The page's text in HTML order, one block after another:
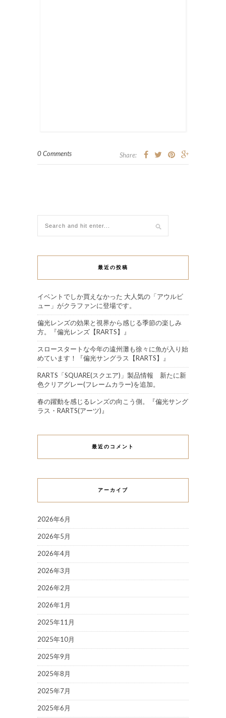
0 Comments Share:
最近の投稿
イベントでしか買えなかった 大人気の「アウルビ
ュー」がクラファンに登場です。
偏光レンズの効果と視界から感じる季節の楽しみ
方。『偏光レンズ【RARTS】』
スロースタートな今年の遠州灘も徐々に魚が入り始
めています！『偏光サングラス【RARTS】』
RARTS「SQUARE(スクエア)」製品情報 新たに新
色クリアグレー(フレームカラー)を追加。
春の躍動を感じるレンズの向こう側。『偏光サング
ラス・RARTS(アーツ)』
最近のコメント
アーカイブ
2026年6月
2026年5月
2026年4月
2026年3月
2026年2月
2026年1月
2025年11月
2025年10月
2025年9月
2025年8月
2025年7月
2025年6月